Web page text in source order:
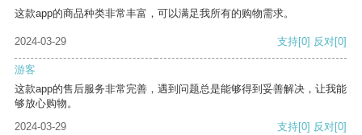
这款app的商品种类非常丰富，可以满足我所有的购物需求。
2024-03-29 支持[0] 反对[0]
游客
这款app的售后服务非常完善，遇到问题总是能够得到妥善解决，让我能
够放心购物。
2024-03-29
支持[0] 反对[0]